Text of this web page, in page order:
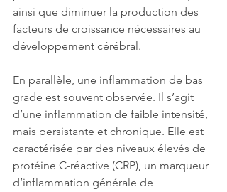
ainsi que diminuer la production des
facteurs de croissance nécessaires au
développement cérébral.
En parallèle, une inflammation de bas
grade est souvent observée. Il s’agit
d’une inflammation de faible intensité,
mais persistante et chronique. Elle est
caractérisée par des niveaux élevés de
protéine C-réactive (CRP), un marqueur
d’inflammation générale de